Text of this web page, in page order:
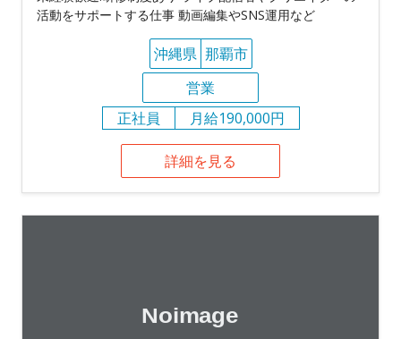
活動をサポートする仕事 動画編集やSNS運用など
沖縄県 那覇市
営業
正社員
月給190,000円
詳細を見る